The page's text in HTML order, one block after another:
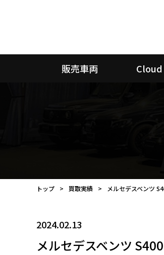
販売車両
トップ 買取実績 メルセデスベンツ
2024.02.13
メルセデスベンツ